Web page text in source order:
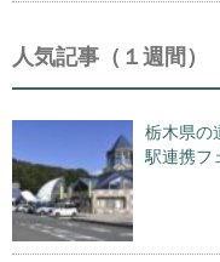
人気記事（１週間）
栃木県の
駅連携フ